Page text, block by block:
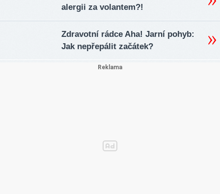
alergii za volantem?!
Zdravotní rádce Aha! Jarní pohyb:
Jak nepřepálit začátek?